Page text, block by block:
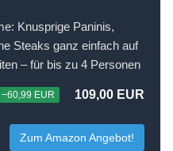
Knusprige Paninis,
Steaks ganz einfach auf
– für bis zu 4 Personen
−60,99 EUR 109,00 EUR
Zum Amazon Angebot!